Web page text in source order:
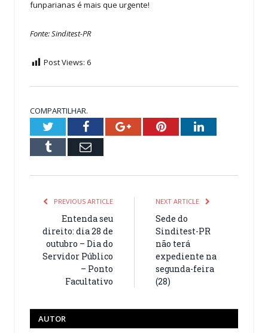
funparianas é mais que urgente!
Fonte: Sinditest-PR
Post Views: 6
COMPARTILHAR.
TwitterFacebookGoogle+PinterestLinkedIn
Tumblr Email
PREVIOUS ARTICLE
Entenda seu
direito: dia 28 de
outubro – Dia do
Servidor Público
– Ponto
Facultativo
NEXT ARTICLE
Sede do
Sinditest-PR
não terá
expediente na
segunda-feira
(28)
AUTOR